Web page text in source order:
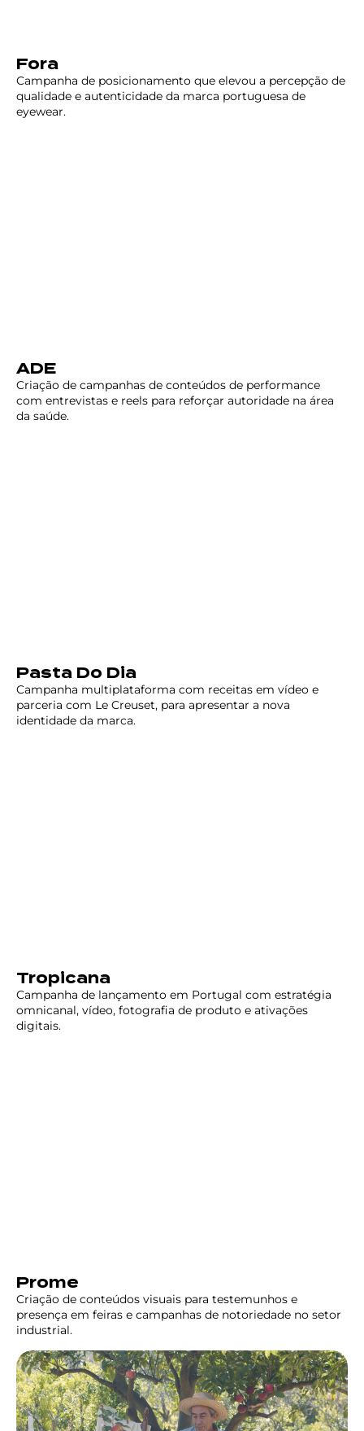
Fora
Campanha de posicionamento que elevou a percepção de
qualidade e autenticidade da marca portuguesa de
eyewear.
ADE
Criação de campanhas de conteúdos de performance
com entrevistas e reels para reforçar autoridade na área
da saúde.
Pasta Do Dia
Campanha multiplataforma com receitas em vídeo e
parceria com Le Creuset, para apresentar a nova
identidade da marca.
Tropicana
Campanha de lançamento em Portugal com estratégia
omnicanal, vídeo, fotografia de produto e ativações
digitais.
Prome
Criação de conteúdos visuais para testemunhos e
presença em feiras e campanhas de notoriedade no setor
industrial.